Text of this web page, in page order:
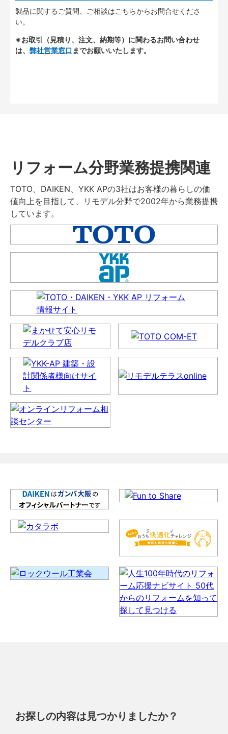
製品に関するご質問、ご相談はこちらからお問合せくださ
い。
※お取引（見積り、注文、納期等）に関わるお問い合わせ
は、 弊社営業窓口 までお願いいたします。
リフォーム分野業務提携関連
TOTO、DAIKEN、YKK APの3社はお客様の暮らしの価
値向上を目指して、リモデル分野で2002年から業務提携
しています。
お探しの内容は見つかりましたか？